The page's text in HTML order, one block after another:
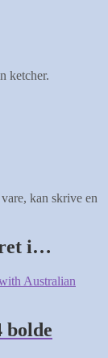
ketcher.
kan skrive en
i…
bolde